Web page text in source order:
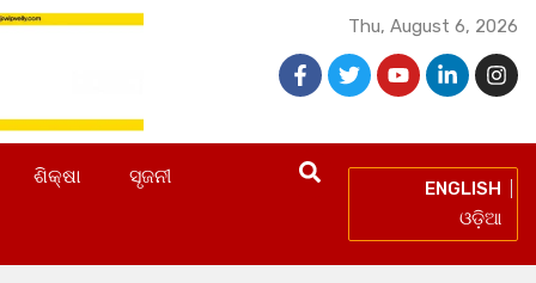
Thu, August 6, 2026
ଶିକ୍ଷା ସୃଜନୀ
ENGLISH
ଓଡ଼ିଆ